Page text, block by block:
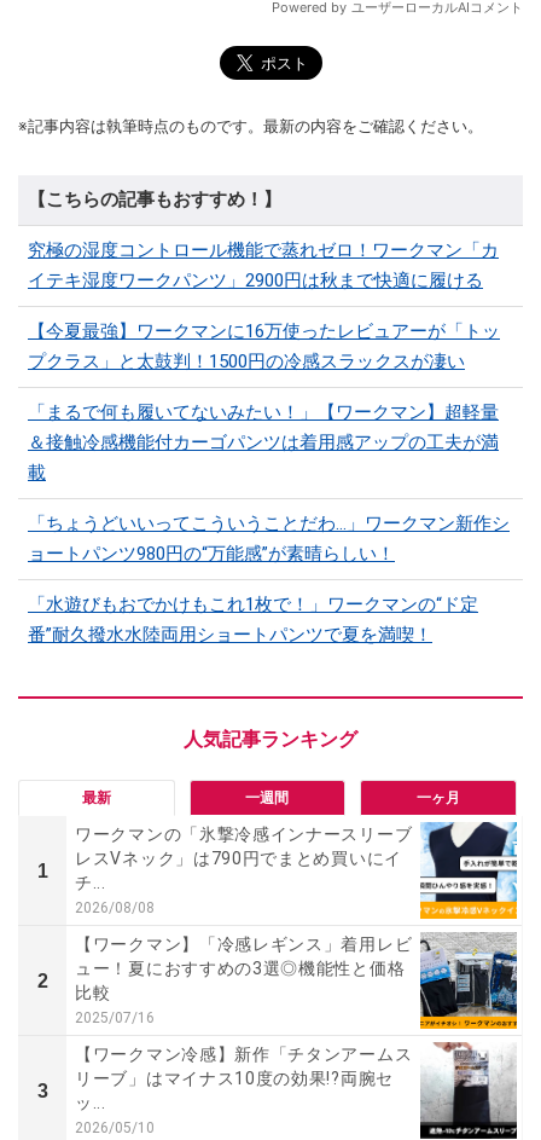
※記事内容は執筆時点のものです。最新の内容をご確認ください。
【こちらの記事もおすすめ！】
究極の湿度コントロール機能で蒸れゼロ！ワークマン「カ
イテキ湿度ワークパンツ」2900円は秋まで快適に履ける
【今夏最強】ワークマンに16万使ったレビュアーが「トッ
プクラス」と太鼓判！1500円の冷感スラックスが凄い
「まるで何も履いてないみたい！」【ワークマン】超軽量
＆接触冷感機能付カーゴパンツは着用感アップの工夫が満
載
「ちょうどいいってこういうことだわ...」ワークマン新作シ
ョートパンツ980円の“万能感”が素晴らしい！
「水遊びもおでかけもこれ1枚で！」ワークマンの“ド定
番”耐久撥水水陸両用ショートパンツで夏を満喫！
最新 一週間 一ヶ月
1
ワークマンの「氷撃冷感インナースリーブ
レスVネック」は790円でまとめ買いにイ
チ...
2026/08/08
2
【ワークマン】「冷感レギンス」着用レビ
ュー！夏におすすめの3選◎機能性と価格
比較
2025/07/16
3
【ワークマン冷感】新作「チタンアームス
リーブ」はマイナス10度の効果!?両腕セ
ッ...
2026/05/10